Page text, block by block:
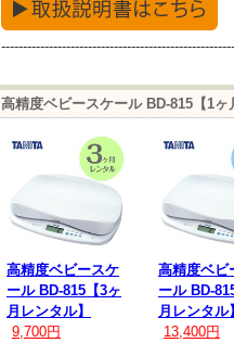
高精度ベビースケール BD-815【1
高精度ベビースケ
ール BD-815【3ヶ
月レンタル】
9,700円
高精度ベビ
ール BD-
月レンタル
13,400円